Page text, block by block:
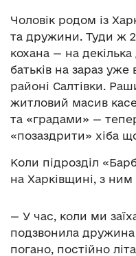
Чоловік родом із
та дружини. Туди ж
кохана — на декілька
батьків на зараз
районі Салтівки.
житловий масив
та «градами» —
«позаздрити» хіба
Коли підрозділ
на Харківщині, з ним
— У час, коли ми
подзвонила дружина
погано, постійно